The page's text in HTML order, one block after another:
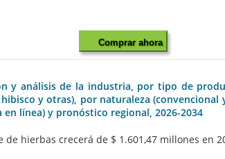
Comprar ahora
y análisis de la industria, por tipo de
y otras), por naturaleza
línea) y pronóstico regional, 2026-2034
hierbas crecerá de $ 1.601,47 millones en